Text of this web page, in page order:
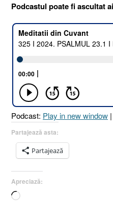
Podcastul poate fi ascultat
Podcast: Play in new window |
Partajează asta:
Partajează
Apreciază:
Încarc...